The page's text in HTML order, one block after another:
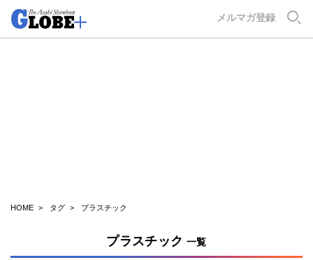
メルマガ登録
HOME タグ プラスチック
プラスチック 一覧